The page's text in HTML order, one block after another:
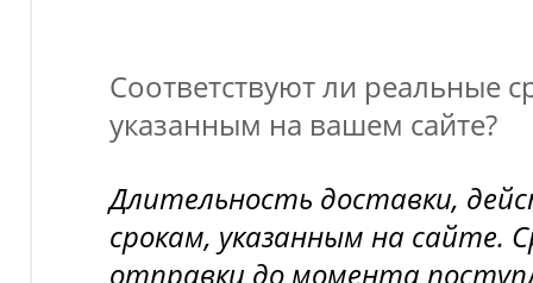
Соответствуют ли реальные
указанным на вашем сайте?
Длительность доставки,
срокам, указанным на сайте.
отправки до момента